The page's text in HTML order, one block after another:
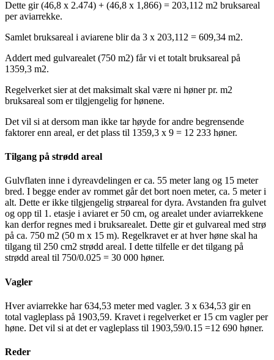
Dette gir (46,8 x 2.474) + (46,8 x 1,866) = 203,112 m2 bruksareal
per aviarrekke.
Samlet bruksareal i aviarene blir da 3 x 203,112 = 609,34 m2.
Addert med gulvarealet (750 m2) får vi et totalt bruksareal på
1359,3 m2.
Regelverket sier at det maksimalt skal være ni høner pr. m2
bruksareal som er tilgjengelig for hønene.
Det vil si at dersom man ikke tar høyde for andre begrensende
faktorer enn areal, er det plass til 1359,3 x 9 = 12 233 høner.
Tilgang på strødd areal
Gulvflaten inne i dyreavdelingen er ca. 55 meter lang og 15 meter
bred. I begge ender av rommet går det bort noen meter, ca. 5 meter i
alt. Dette er ikke tilgjengelig strøareal for dyra. Avstanden fra gulvet
og opp til 1. etasje i aviaret er 50 cm, og arealet under aviarrekkene
kan derfor regnes med i bruksarealet. Dette gir et gulvareal med strø
på ca. 750 m2 (50 m x 15 m). Regelkravet er at hver høne skal ha
tilgang til 250 cm2 strødd areal. I dette tilfelle er det tilgang på
strødd areal til 750/0.025 = 30 000 høner.
Vagler
Hver aviarrekke har 634,53 meter med vagler. 3 x 634,53 gir en
total vagleplass på 1903,59. Kravet i regelverket er 15 cm vagler per
høne. Det vil si at det er vagleplass til 1903,59/0.15 =12 690 høner.
Reder